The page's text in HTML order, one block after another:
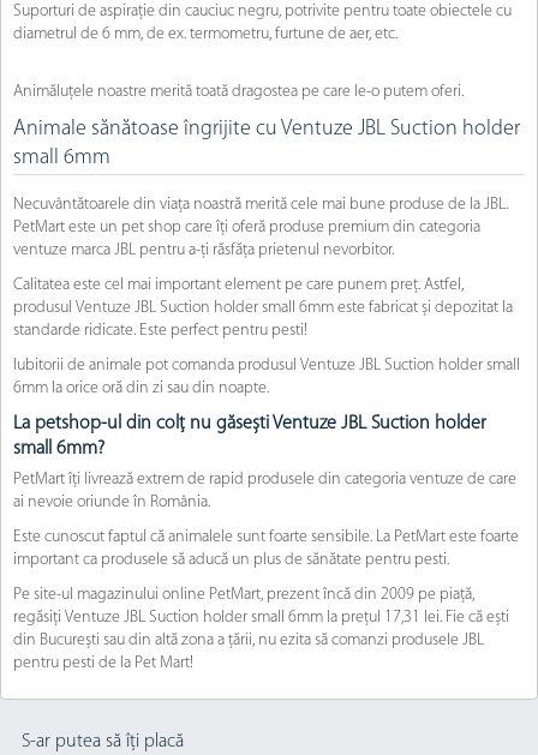
Suporturi de aspirație din cauciuc negru, potrivite pentru toate obiectele cu
diametrul de 6 mm, de ex. termometru, furtune de aer, etc.
Animăluțele noastre merită toată dragostea pe care le-o putem oferi.
Animale sănătoase îngrijite cu Ventuze JBL Suction holder
small 6mm
Necuvântătoarele din viața noastră merită cele mai bune produse de la JBL.
PetMart este un pet shop care îți oferă produse premium din categoria
ventuze marca JBL pentru a-ți răsfăța prietenul nevorbitor.
Calitatea este cel mai important element pe care punem preț. Astfel,
produsul Ventuze JBL Suction holder small 6mm este fabricat și depozitat la
standarde ridicate. Este perfect pentru pesti!
Iubitorii de animale pot comanda produsul Ventuze JBL Suction holder small
6mm la orice oră din zi sau din noapte.
La petshop-ul din colț nu găsești Ventuze JBL Suction holder
small 6mm?
PetMart îți livrează extrem de rapid produsele din categoria ventuze de care
ai nevoie oriunde în România.
Este cunoscut faptul că animalele sunt foarte sensibile. La PetMart este foarte
important ca produsele să aducă un plus de sănătate pentru pesti.
Pe site-ul magazinului online PetMart, prezent încă din 2009 pe piață,
regăsiți Ventuze JBL Suction holder small 6mm la prețul 17,31 lei. Fie că ești
din București sau din altă zona a țării, nu ezita să comanzi produsele JBL
pentru pesti de la Pet Mart!
S-ar putea să îți placă